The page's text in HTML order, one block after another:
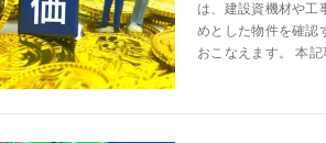
は、建設資機材や工
めとした物件を確認
おこなえます。 本記